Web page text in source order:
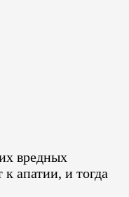
вредных
апатии, и тогда